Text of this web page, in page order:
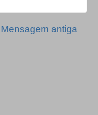
Mensagem antiga